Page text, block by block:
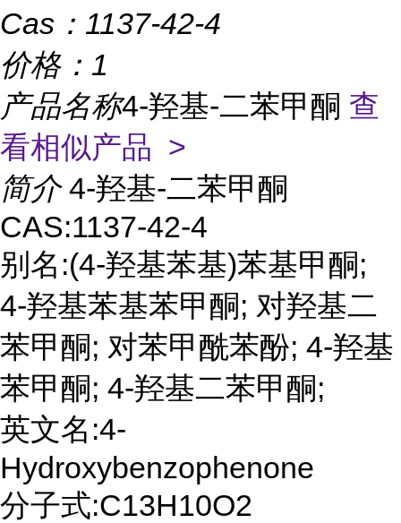
Cas： 1137-42-4
价格： 1
产品名称4-羟基-二苯甲酮 查
看相似产品 >
简介 4-羟基-二苯甲酮
CAS:1137-42-4
别名:(4-羟基苯基)苯基甲酮;
4-羟基苯基苯甲酮; 对羟基二
苯甲酮; 对苯甲酰苯酚; 4-羟基
苯甲酮; 4-羟基二苯甲酮;
英文名:4-
Hydroxybenzophenone
分子式:C13H10O2